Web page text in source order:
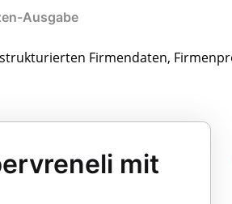
Ausgabe
Firmendaten,
mit